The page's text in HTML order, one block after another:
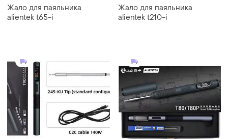
Жало для паяльника
alientek t65-i
Жало для паяльника
alientek t210-i